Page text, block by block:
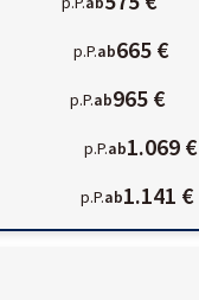
p.P.ab665 €
p.P.ab965 €
p.P.ab1.069 €
p.P.ab1.141 €